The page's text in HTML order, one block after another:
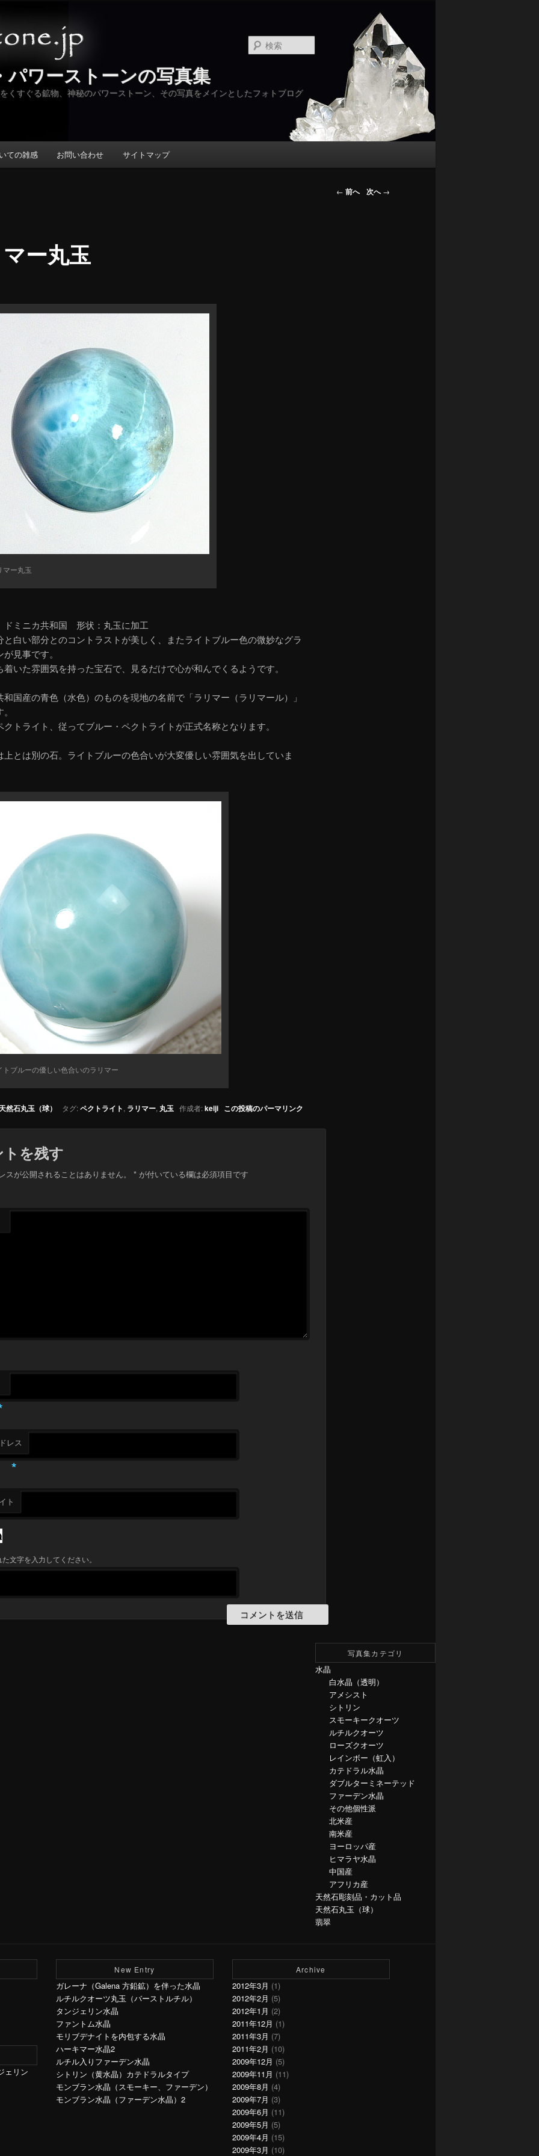
パワーストーンの写真集
くすぐる鉱物、神秘のパワーストーン、その写真をメインとしたフォトブログ
ての雑感 お問い合わせ サイトマップ
← 前へ 次へ→
ー丸玉
マー丸玉
ミニカ共和国 形状：丸玉に加工
と白い部分とのコントラストが美しく、またライトブルー色の微妙なグラ
見事です。
着いた雰囲気を持った宝石で、見るだけで心が和んでくるようです。
和国産の青色（水色）のものを現地の名前で「ラリマー（ラリマール）」
クトライト、従ってブルー・ペクトライトが正式名称となります。
上とは別の石。ライトブルーの色合いが大変優しい雰囲気を出していま
トブルーの優しい色合いのラリマー
然石丸玉（球） タグ:ペクトライト, ラリマー, 丸玉 作成者:keiji この投稿のパーマリンク
を残す
スが公開されることはありません。 *が付いている欄は必須項目です
レス
*
ト
文字を入力してください。
写真集カテゴリ
水晶
白水晶（透明）
アメシスト
シトリン
スモーキークオーツ
ルチルクオーツ
ローズクオーツ
レインボー（虹入）
カテドラル水晶
ダブルターミネーテッド
ファーデン水晶
その他個性派
北米産
南米産
ヨーロッパ産
ヒマラヤ水晶
中国産
アフリカ産
天然石彫刻品・カット品
天然石丸玉（球）
翡翠
ェリン
New Entry
ガレーナ（Galena 方鉛鉱）を伴った水晶
ルチルクオーツ丸玉（バーストルチル）
タンジェリン水晶
ファントム水晶
モリブデナイトを内包する水晶
ハーキマー水晶2
ルチル入りファーデン水晶
シトリン（黄水晶）カテドラルタイプ
モンブラン水晶（スモーキー、ファーデン）
モンブラン水晶（ファーデン水晶）2
Archive
2012年3月 (1)
2012年2月 (5)
2012年1月 (2)
2011年12月 (1)
2011年3月 (7)
2011年2月 (10)
2009年12月 (5)
2009年11月 (11)
2009年8月 (4)
2009年7月 (3)
2009年6月 (11)
2009年5月 (5)
2009年4月 (15)
2009年3月 (10)